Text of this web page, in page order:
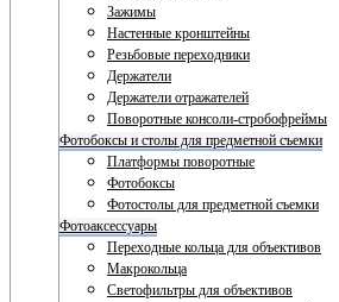
Зажимы
Настенные кронштейны
Резьбовые переходники
Держатели
Держатели отражателей
Поворотные консоли-стробофреймы
Фотобоксы и столы для предметной съемки
Платформы поворотные
Фотобоксы
Фотостолы для предметной съемки
Фотоаксессуары
Переходные кольца для объективов
Макрокольца
Светофильтры для объективов